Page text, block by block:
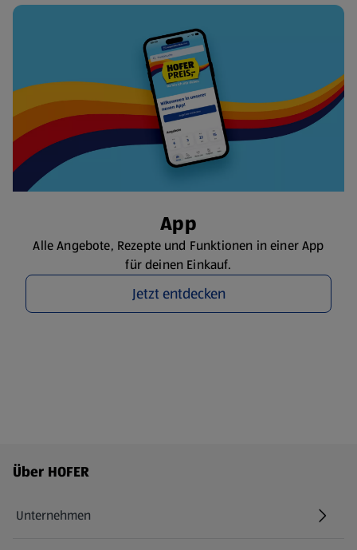
App
Alle Angebote, Rezepte und Funktionen in einer App
für deinen Einkauf.
Jetzt entdecken
Fußzeilenmenü - weitere Links
Über HOFER
Unternehmen